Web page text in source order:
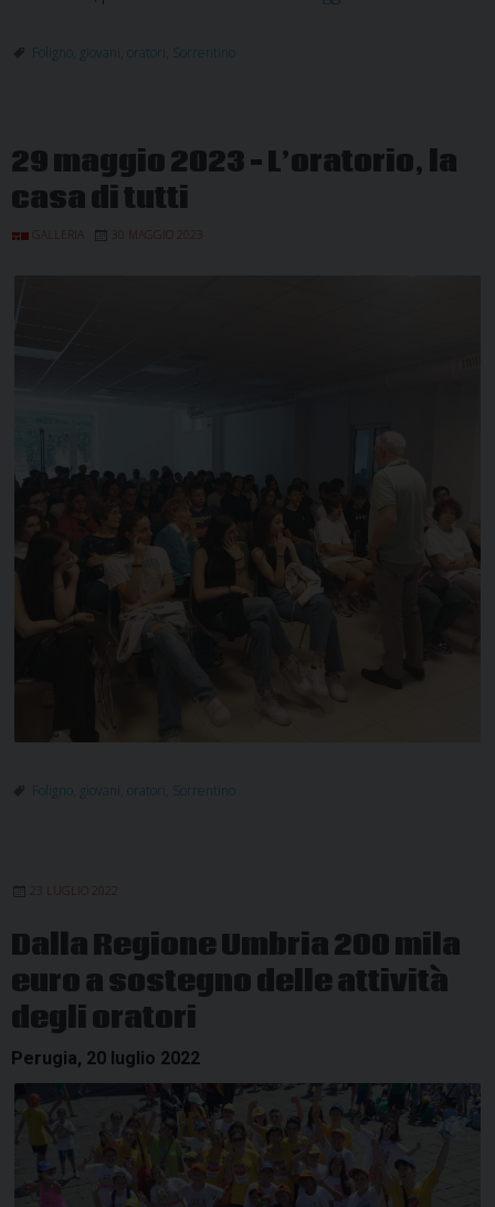
educante
Foligno giovani oratori Sorrentino
29 maggio 2023 – L’oratorio, la
casa di tutti
GALLERIA 30 MAGGIO 2023
Foligno giovani oratori Sorrentino
23 LUGLIO 2022
Dalla Regione Umbria 200 mila
euro a sostegno delle attività
degli oratori
Perugia, 20 luglio 2022